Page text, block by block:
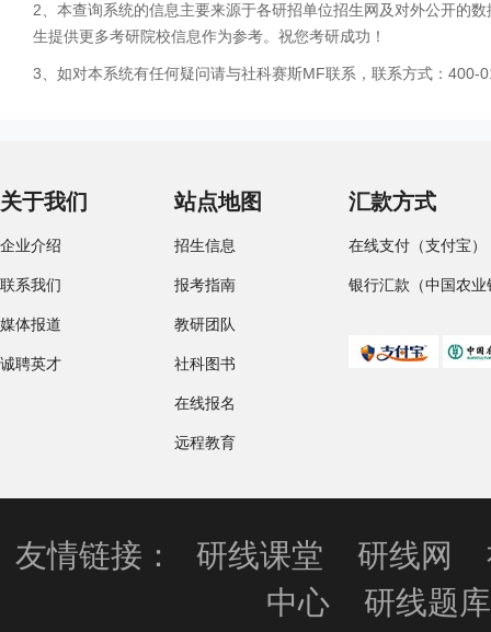
2、本查询系统的信息主要来源于各研招单位招生网及对外公开的
生提供更多考研院校信息作为参考。祝您考研成功！
3、如对本系统有任何疑问请与社科赛斯MF联系，联系方式：400-
关于我们
企业介绍
联系我们
媒体报道
诚聘英才
站点地图
招生信息
报考指南
教研团队
社科图书
在线报名
远程教育
汇款方式
在线支付（支付宝）
银行汇款（中国农业
友情链接： 研线课堂 研线网
中心
研线题库